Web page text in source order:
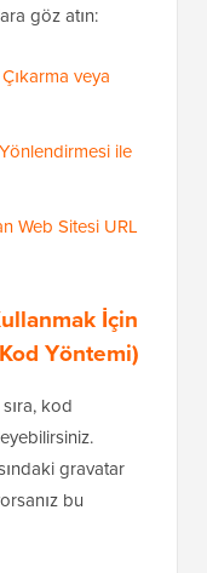
göz atın:
veya
ile
Web Sitesi URL
İçin
Yöntemi)
kod
gravatar
bu